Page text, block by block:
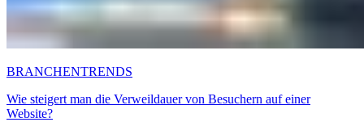
BRANCHENTRENDS
Wie steigert man die Verweildauer von Besuchern auf einer
Website?